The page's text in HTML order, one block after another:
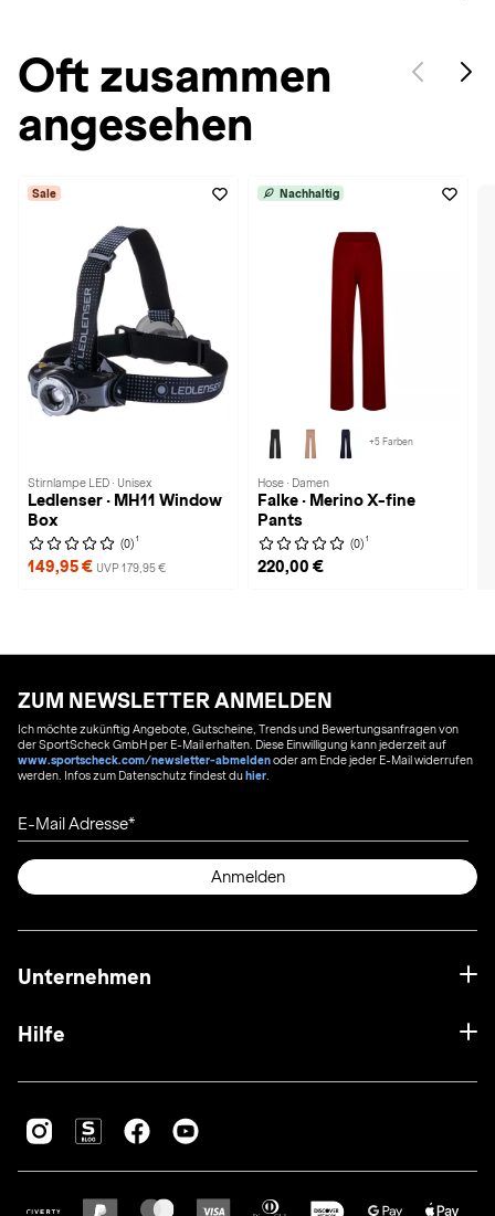
Oft zusammen
angesehen
Sale
Stirnlampe LED · Unisex
Ledlenser · MH11 Window
Box
(0) 1
149,95 € UVP 179,95 €
Nachhaltig
+5 Farben
Hose · Damen
Falke · Merino X-fine
Pants
(0) 1
220,00 €
ZUM NEWSLETTER ANMELDEN
Ich möchte zukünftig Angebote, Gutscheine, Trends und Bewertungsanfragen von
der SportScheck GmbH per E-Mail erhalten. Diese Einwilligung kann jederzeit auf
www.sportscheck.com/newsletter-abmeldenoder am Ende jeder E-Mail widerrufen
werden. Infos zum Datenschutz findest duhier
E-Mail Adresse
Anmelden
Unternehmen
Hilfe